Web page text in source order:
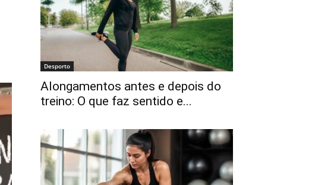
Desporto
Alongamentos antes e depois do
treino: O que faz sentido e...